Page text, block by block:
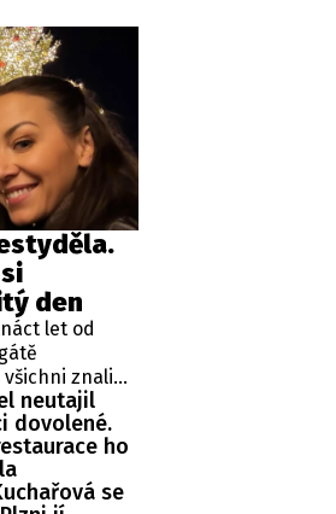
SLEDUJTE NÁS NA
den
let od
všichni znali
začal psát
neutajil
dovolené.
ho
se